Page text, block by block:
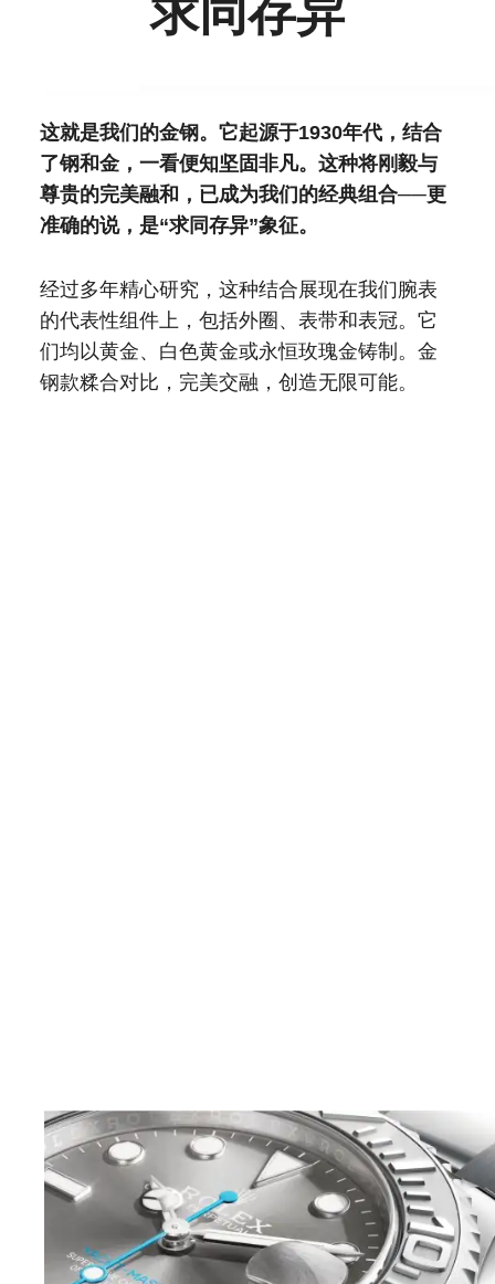
求同存异
这就是我们的金钢。它起源于1930年代，结合
了钢和金，一看便知坚固非凡。这种将刚毅与
尊贵的完美融和，已成为我们的经典组合──更
准确的说，是“求同存异”象征。
经过多年精心研究，这种结合展现在我们腕表
的代表性组件上，包括外圈、表带和表冠。它
们均以黄金、白色黄金或永恒玫瑰金铸制。金
钢款糅合对比，完美交融，创造无限可能。